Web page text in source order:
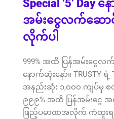
Special ‘5’ Day
အမ်းငွေလက်ဆေ
လိုက်ပါ
999% အထိ ပြန်အမ်းငွေလ
နောက်ဆုံးနော်။ TRUSTY
အနည်းဆုံး ၁,၀၀၀ ကျပ်မှ စ
၉၉၉% အထိ ပြန်အမ်းငွေ
ဖြည့်ပမာဏအလိုက် ကံထူးရယူ